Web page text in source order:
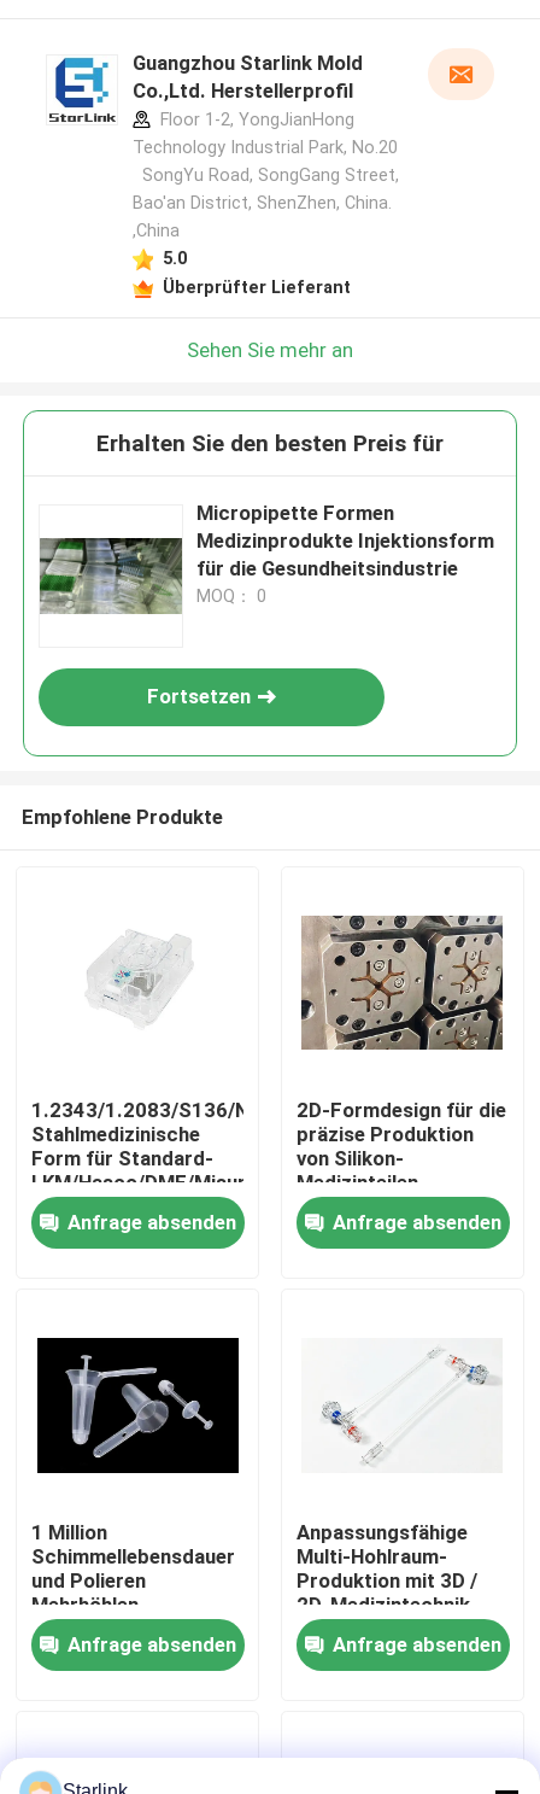
Produkte
VR-Show
Werksbesichtigung
Qualitätskontrolle
KONTAKTIEREN SIE UNS
Neuigkeiten
Angebot anfordern
Guangzhou Starlink Mold
Co.,Ltd. Herstellerprofil
Floor 1-2, YongJianHong
Technology Industrial Park, No.20
SongYu Road, SongGang Street,
Bao'an District, ShenZhen, China.
,China
5.0
Überprüfter Lieferant
Sehen Sie mehr an
Erhalten Sie den besten Preis für
Micropipette Formen
Medizinprodukte Injektionsform
für die Gesundheitsindustrie
MOQ： 0
Fortsetzen
Empfohlene Produkte
1.2343/1.2083/S136/NAK80
Stahlmedizinische
Form für Standard-
LKM/Hasco/DME/Misumi
BMC-Ventilator-
Komponente
Anfrage absenden
2D-Formdesign für die
präzise Produktion
von Silikon-
Medizinteilen
Anfrage absenden
1 Million
Schimmellebensdauer
und Polieren
Mehrhöhlen-
Medizinische
Schimmel für die
Anorectalproduktion
Anfrage absenden
Anpassungsfähige
Multi-Hohlraum-
Produktion mit 3D /
2D-Medizintechnik-
Formdesign
Anfrage absenden